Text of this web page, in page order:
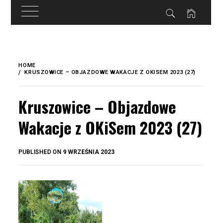
treści
content
HOME
KRUSZOWICE – OBJAZDOWE WAKACJE Z OKISEM 2023 (27)
Kruszowice – Objazdowe
Wakacje z OKiSem 2023 (27)
PUBLISHED ON 9 WRZEŚNIA 2023